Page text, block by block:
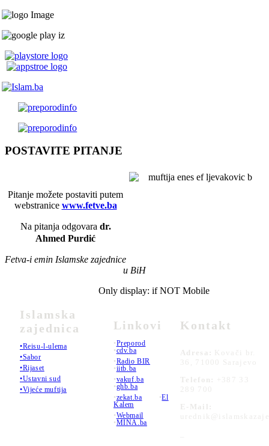
POSTAVITE PITANJE
Pitanje možete postaviti putem
webstranice www.fetve.ba
Na pitanja odgovara dr.
Ahmed Purdić
Fetva-i emin Islamske zajednice
u BiH
Islamska
zajednica
•Reisu-l-ulema
•Sabor
•Rijaset
•Ustavni sud
•Vijeće muftija
Only display: if NOT Mobile
Linkovi
•Preporod
•cdv.ba
•Radio BIR
•iitb.ba
•vakuf.ba
•ghb.ba
•zekat.ba •El
Kalem
•Webmail
•MINA.ba
Kontakt
Adresa:
Kovači br.
36, 71000 Sarajevo
Telefon:
+387 33
289 700
E-Mail: